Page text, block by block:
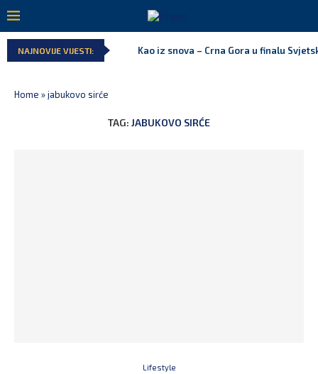
NAJNOVIJE VIJESTI: Kao iz snova – Crna Gora u finalu
Home »jabukovo sirće
TAG: JABUKOVO SIRĆE
Lifestyle